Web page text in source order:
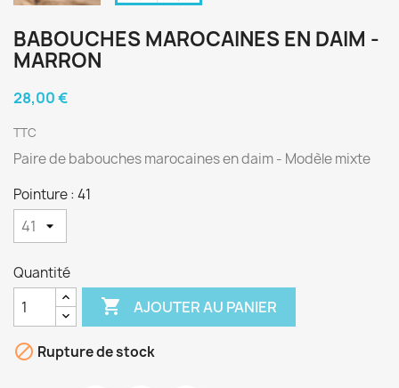
BABOUCHES MAROCAINES EN DAIM -
MARRON
28,00 €
TTC
Paire de babouches marocaines en daim - Modèle mixte
Pointure : 41
Quantité
 AJOUTER AU PANIER
 Rupture de stock